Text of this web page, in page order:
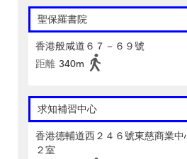
聖保羅書院
香港般咸道６７－６９號
距離 340m
求知補習中心
香港德輔道西２４６號東慈商業
２室